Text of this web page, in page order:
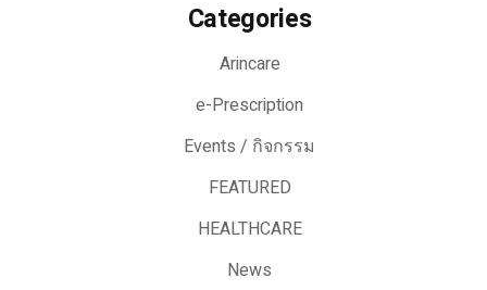
Categories
Arincare
e-Prescription
Events / กิจกรรม
FEATURED
HEALTHCARE
News